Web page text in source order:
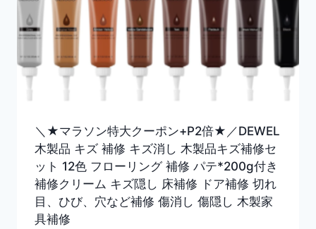
＼★マラソン特大クーポン+P2倍★／DEWEL
木製品 キズ 補修 キズ消し 木製品キズ補修セ
ット 12色 フローリング 補修 パテ*200g付き
補修クリーム キズ隠し 床補修 ドア補修 切れ
目、ひび、穴など補修 傷消し 傷隠し 木製家
具補修